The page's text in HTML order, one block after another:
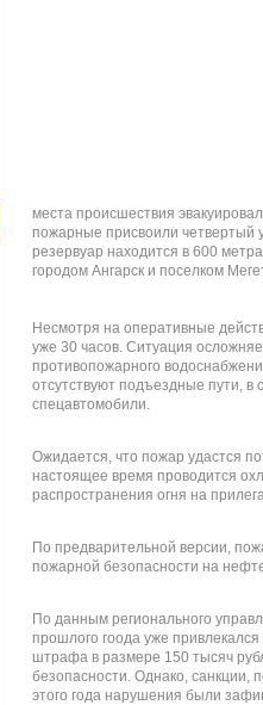
места происшествия
пожарные присвоили четвертый
резервуар находится в 600
городом Ангарск и поселком
Несмотря на оперативные
уже 30 часов. Ситуация
противопожарного
отсутствуют подъездные пути, в
спецавтомобили.
Ожидается, что пожар удастся
настоящее время проводится
распространения огня на
По предварительной версии,
пожарной безопасности на
По данным регионального
прошлого гоода уже
штрафа в размере 150 тысяч
безопасности. Однако, санкции,
этого года нарушения были